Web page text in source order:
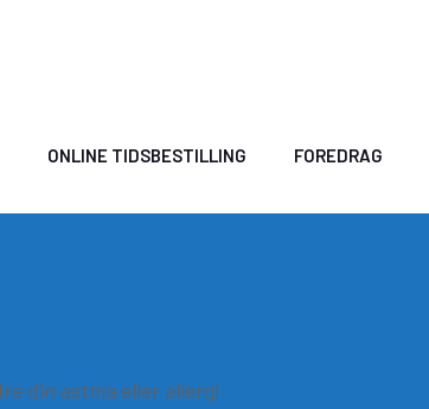
ONLINE TIDSBESTILLING FOREDRAG
din astma eller allergi